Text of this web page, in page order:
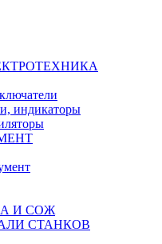
индикаторы
И СОЖ
СТАНКОВ